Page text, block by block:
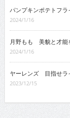
パンプキンポテトフ
2024/1/16
月野もも 美貌と才能
2024/1/16
ヤーレンズ 目指せラ
2023/12/15